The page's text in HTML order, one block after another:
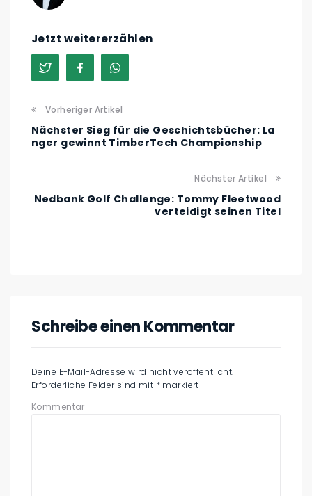
Jetzt weitererzählen
Vorheriger Artikel
Nächster Sieg für die Geschichtsbücher: La
nger gewinnt TimberTech Championship
Nächster Artikel
Nedbank Golf Challenge: Tommy Fleetwood
verteidigt seinen Titel
Schreibe einen Kommentar
Deine E-Mail-Adresse wird nicht veröffentlicht.
Erforderliche Felder sind mit * markiert
Kommentar